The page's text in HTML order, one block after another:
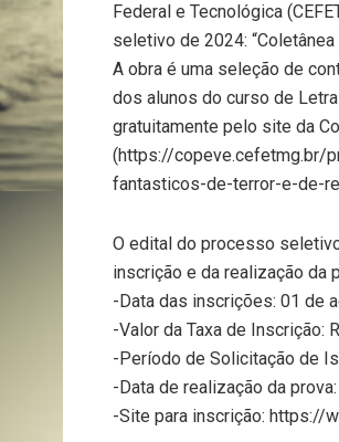
Federal e Tecnológica
seletivo de 2024:
A obra é uma seleção de
dos alunos do curso de
gratuitamente pelo site da
(https://copeve.cefetmg.br/
fantasticos-de-terror-e-de-
O edital do processo
inscrição e da realização da
-Data das inscrições: 01 de
-Valor da Taxa de Inscrição:
-Período de Solicitação de
-Data de realização da
-Site para inscrição: https://